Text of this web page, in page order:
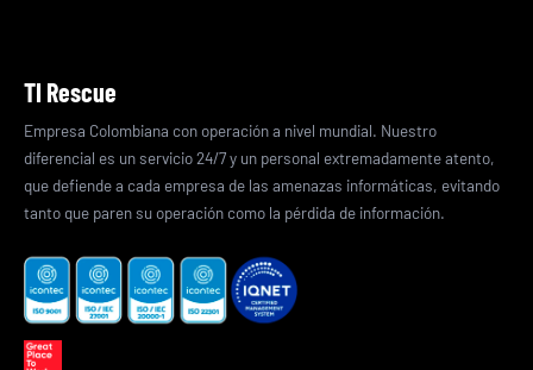
TI Rescue
Empresa Colombiana con operación a nivel mundial. Nuestro
diferencial es un servicio 24/7 y un personal extremadamente atento,
que defiende a cada empresa de las amenazas informáticas, evitando
tanto que paren su operación como la pérdida de información.